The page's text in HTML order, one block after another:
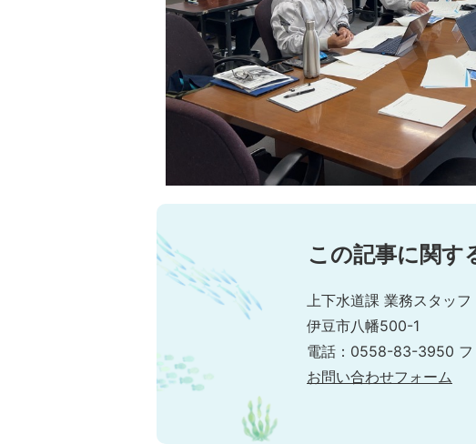
この記事に関す
上下水道課 業務スタッフ
伊豆市八幡500-1
電話：0558-83-3950
お問い合わせフォーム